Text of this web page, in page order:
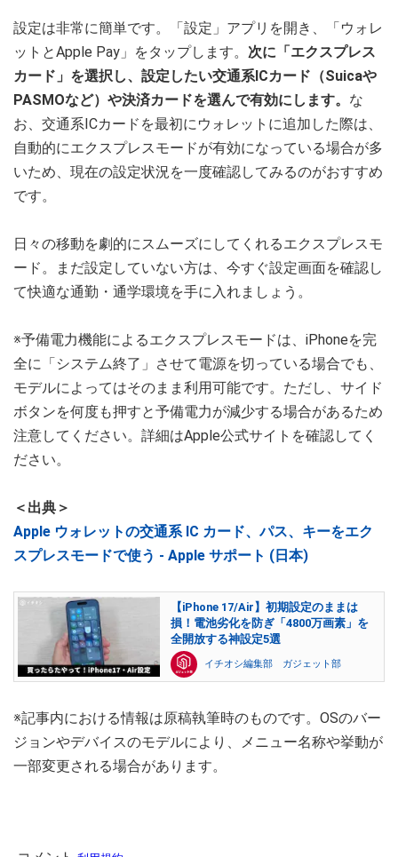
設定は非常に簡単です。「設定」アプリを開き、「ウォレ
ットとApple Pay」をタップします。 次に「エクスプレス
カード」を選択し、設定したい交通系ICカード（Suicaや
PASMOなど）や決済カードを選んで有効にします。 な
お、交通系ICカードを最初にウォレットに追加した際は、
自動的にエクスプレスモードが有効になっている場合が多
いため、現在の設定状況を一度確認してみるのがおすすめ
です。
日々の移動を劇的にスムーズにしてくれるエクスプレスモ
ード。まだ設定していない方は、今すぐ設定画面を確認し
て快適な通勤・通学環境を手に入れましょう。
※予備電力機能によるエクスプレスモードは、iPhoneを完
全に「システム終了」させて電源を切っている場合でも、
モデルによってはそのまま利用可能です。ただし、サイド
ボタンを何度も押すと予備電力が減少する場合があるため
注意してください。詳細はApple公式サイトを確認してく
ださい。
＜出典＞
Apple ウォレットの交通系 IC カード、パス、キーをエク
スプレスモードで使う - Apple サポート (日本)
【iPhone 17/Air】初期設定のままは
損！電池劣化を防ぎ「4800万画素」を
全開放する神設定5選
イチオシ編集部 ガジェット部
※記事内における情報は原稿執筆時のものです。OSのバー
ジョンやデバイスのモデルにより、メニュー名称や挙動が
一部変更される場合があります。